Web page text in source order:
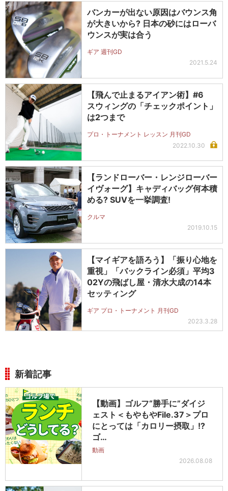
バンカーが出ない原因はバウンス角
が大きいから? 日本の砂にはローバ
ウンスが実は合う
ギア 週刊GD
2021.5.24
【飛んで止まるアイアン術】#6
スウィングの「チェックポイント」
は2つまで
プロ・トーナメント レッスン 月刊GD
2022.10.30
【ランドローバー・レンジローバー
イヴォーグ】キャディバッグ何本積
める? SUVを一挙調査!
クルマ
2019.10.15
【マイギアを語ろう】「振り心地を
重視」「バックライン必須」平均3
02Yの飛ばし屋・清水大成の14本
セッティング
ギア プロ・トーナメント 月刊GD
2023.3.28
新着記事
【動画】ゴルフ“勝手に”ダイジ
ェスト＜もやもやFile.37＞プロ
にとっては「カロリー摂取」!?
ゴ…
動画
2026.08.08